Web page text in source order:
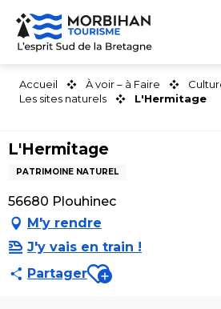
Aller
contenu
Accueil À voir – à Faire
Les sites naturels
L'Hermitage
L'Hermitage
PATRIMOINE NATUREL
56680 Plouhinec
M'y rendre
J'y vais en train !
PartagerAjouter aux favoris